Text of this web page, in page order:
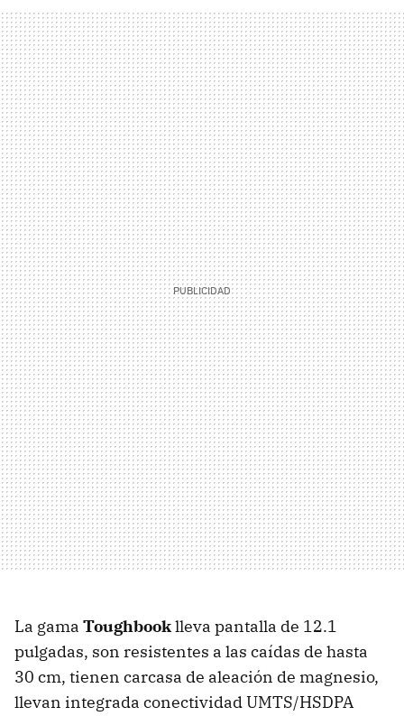
La gama Toughbooklleva pantalla de 12.1
pulgadas, son resistentes a las caídas de hasta
30 cm, tienen carcasa de aleación de magnesio,
llevan integrada conectividad UMTS/HSDPA